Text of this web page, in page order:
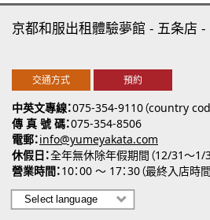
中英文專線 075-354-9110（country
傳 真 號 碼 075-354-8506
電郵 info@yumeyakata.com
休假日 全年無休除年假期間（12/31～1/3
營業時間 10：00 ～ 17：30（最終入店時間
京都和服出租體驗夢館 五条店
交通方式 預約